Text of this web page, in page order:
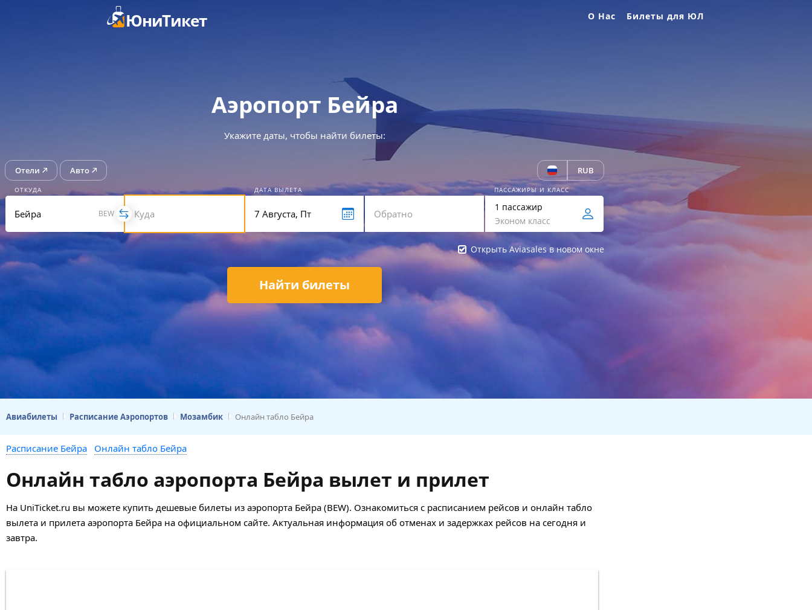
ЮниТикет О Нас Билеты для ЮЛ
Аэропорт Бейра
Укажите даты, чтобы найти билеты:
Отели Авто RUB
ОТКУДА
BEW
ДАТА ВЫЛЕТА ПАССАЖИРЫ И КЛАСС
1 пассажир
Эконом класс
Открыть Aviasales в новом окне
Найти билеты
Авиабилеты Расписание Аэропортов Мозамбик Онлайн табло Бейра
Расписание Бейра Онлайн табло Бейра
Онлайн табло аэропорта Бейра вылет и прилет
На UniTicket.ru вы можете купить дешевые билеты из аэропорта Бейра (BEW). Ознакомиться с расписанием рейсов и онлайн табло
вылета и прилета аэропорта Бейра на официальном сайте. Актуальная информация об отменах и задержках рейсов на сегодня и
завтра.